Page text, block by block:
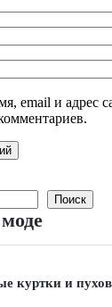
email и адрес
Поиск
куртки и